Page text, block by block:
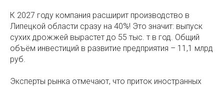
К 2027 году компания расширит производство в
Липецкой области сразу на 40%! Это значит: выпуск
сухих дрожжей вырастет до 55 тыс. т в год. Общий
объём инвестиций в развитие предприятия – 11,1 млрд
руб.
Эксперты рынка отмечают, что приток иностранных